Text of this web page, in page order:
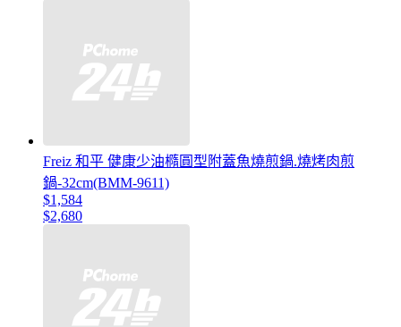
Freiz 和平 健康少油橢圓型附蓋魚燒煎鍋.燒烤肉煎
鍋-32cm(BMM-9611)
$1,584
$2,680